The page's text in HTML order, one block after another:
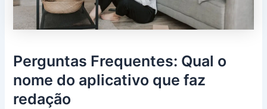
Perguntas Frequentes: Qual o
nome do aplicativo que faz
redação